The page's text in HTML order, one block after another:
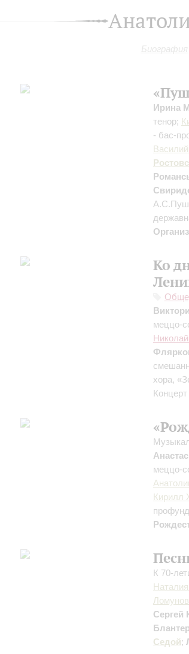
Биография
Ирина
тенор;
- бас-
Ко
меццо-
хора,
Концерт
меццо-
Кирилл
К 70-
Ломунов
Сергей
Блантер
Седой;